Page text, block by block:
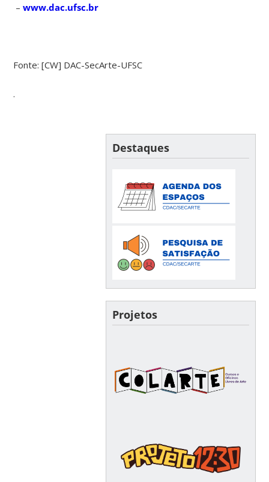
–www.dac.ufsc.br
Fonte: [CW] DAC-SecArte-UFSC
.
Destaques
Projetos